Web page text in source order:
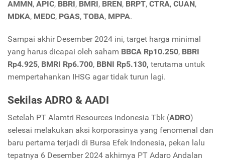
AMMN, APIC, BBRI, BMRI, BREN, BRPT, CTRA, CUAN,
MDKA, MEDC, PGAS, TOBA, MPPA.
Sampai akhir Desember 2024 ini, target harga minimal
yang harus dicapai oleh saham BBCA Rp10.250, BBRI
Rp4.925, BMRI Rp6.700, BBNI Rp5.130, terutama untuk
mempertahankan IHSG agar tidak turun lagi.
Sekilas ADRO & AADI
Setelah PT Alamtri Resources Indonesia Tbk (ADRO)
selesai melakukan aksi korporasinya yang fenomenal dan
baru pertama terjadi di Bursa Efek Indonesia, pekan lalu
tepatnya 6 Desember 2024 akhirnya PT Adaro Andalan